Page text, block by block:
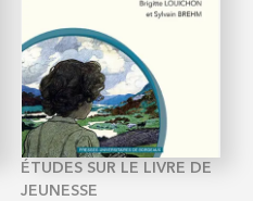
ÉTUDES SUR LE LIVRE DE
JEUNESSE